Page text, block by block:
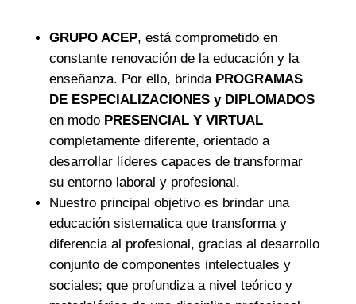
GRUPO ACEP, está comprometido en
constante renovación de la educación y la
enseñanza. Por ello, brinda PROGRAMAS
DE ESPECIALIZACIONES y DIPLOMADOS
en modo PRESENCIAL Y VIRTUAL
completamente diferente, orientado a
desarrollar líderes capaces de transformar
su entorno laboral y profesional.
Nuestro principal objetivo es brindar una
educación sistematica que transforma y
diferencia al profesional, gracias al desarrollo
conjunto de componentes intelectuales y
sociales; que profundiza a nivel teórico y